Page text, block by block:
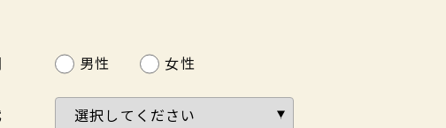
男性 女性